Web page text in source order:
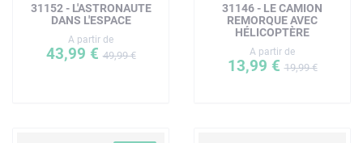
31152 - L'ASTRONAUTE
DANS L'ESPACE
A partir de
43,99 €49,99 €
31146 - LE CAMION
REMORQUE AVEC
HÉLICOPTÈRE
A partir de
13,99 €19,99 €